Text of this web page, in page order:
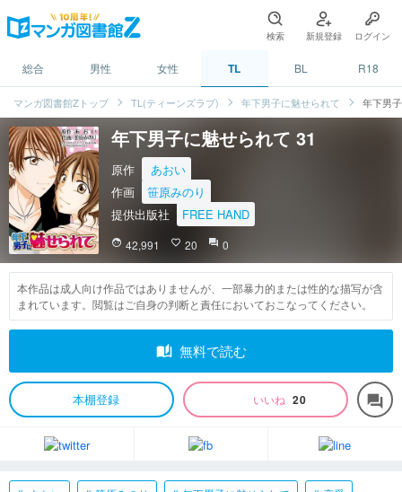
検索 新規登録 ログイン
総合 男性 女性 TL BL R18
マンガ図書館Zトップ TL(ティーンズラブ) 年下男子に魅せられて 年下男
年下男子に魅せられて 31
原作
あおい
作画
笹原みのり
提供出版社
FREE HAND
face 42,991 favorite_border 20 question_answer 0
本作品は成人向け作品ではありませんが、一部暴力的または性的な描写が含
まれています。閲覧はご自身の判断と責任においておこなってください。
auto_stories 無料で読む
本棚登録 いいね 20 forum